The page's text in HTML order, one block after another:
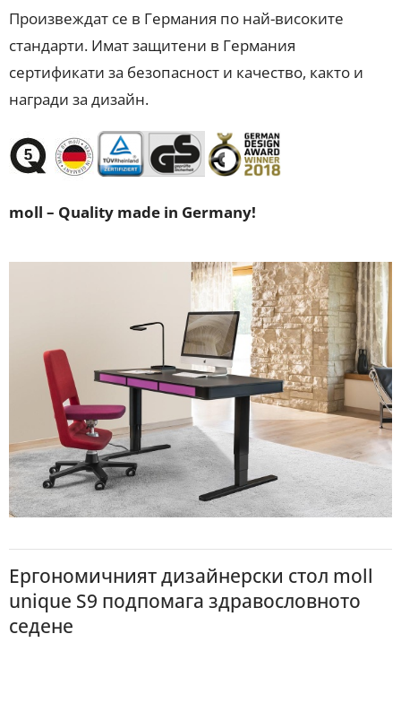
Произвеждат се в Германия по най-високите
стандарти. Имат защитени в Германия
сертификати за безопасност и качество, както и
награди за дизайн.
moll – Quality made in Germany!
Ергономичният дизайнерски стол moll
unique S9 подпомага здравословното
седене